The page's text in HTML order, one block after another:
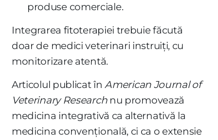
produse comerciale.
Integrarea fitoterapiei trebuie făcută
doar de medici veterinari instruiți, cu
monitorizare atentă.
Articolul publicat înAmerican Journal of
Veterinary Researchnu promovează
medicina integrativă ca alternativă la
medicina convențională, ci ca o extensie